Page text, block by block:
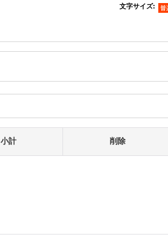
文字サイズ:
小計 削除